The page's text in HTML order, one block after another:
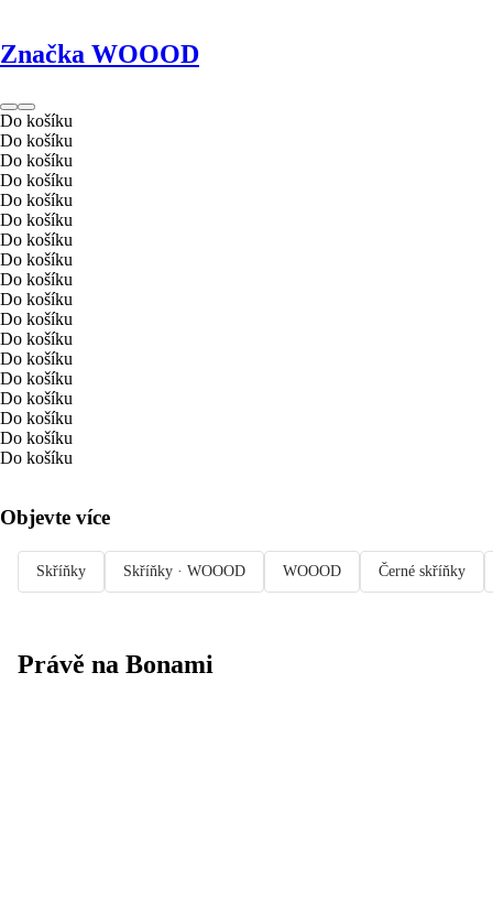
Značka WOOOD
Do košíku
Do košíku
Do košíku
Do košíku
Do košíku
Do košíku
Do košíku
Do košíku
Do košíku
Do košíku
Do košíku
Do košíku
Do košíku
Do košíku
Do košíku
Do košíku
Do košíku
Do košíku
Objevte více
Skříňky Skříňky · WOOOD WOOOD Černé skříňky
Právě na Bonami